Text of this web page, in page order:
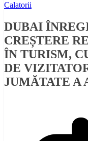
Calatorii
DUBAI
CREȘTERE
ÎN TURISM,
DE
JUMĂTATE A